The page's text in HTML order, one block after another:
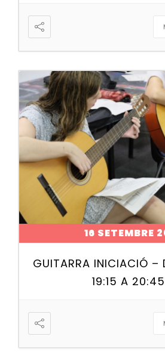
16 SETEMBRE
GUITARRA INICIACIÓ –
19:15 A